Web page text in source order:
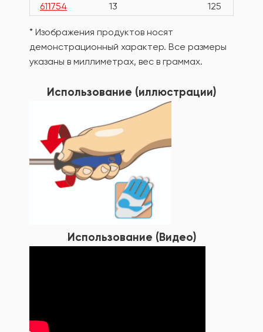
611754
13 125
* Изображения продуктов носят
демонстрационный характер. Все размеры
указаны в миллиметрах, вес в граммах.
Использование (иллюстрации)
Использование (Видео)